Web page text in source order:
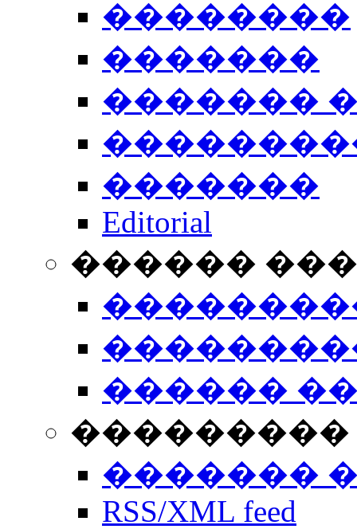
��������
�������
�������
�������
Editorial
������
������
���������
�������
RSS/XML feed